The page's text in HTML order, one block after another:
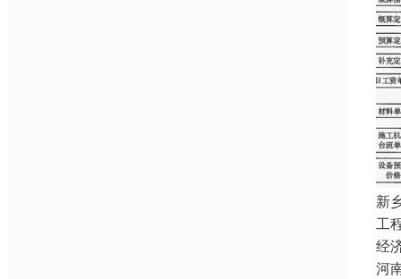
新
工
经
河